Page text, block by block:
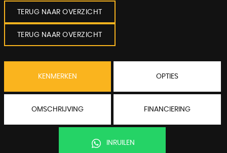
TERUG NAAR OVERZICHT
TERUG NAAR OVERZICHT
KENMERKEN OPTIES
OMSCHRIJVING FINANCIERING
INRUILEN